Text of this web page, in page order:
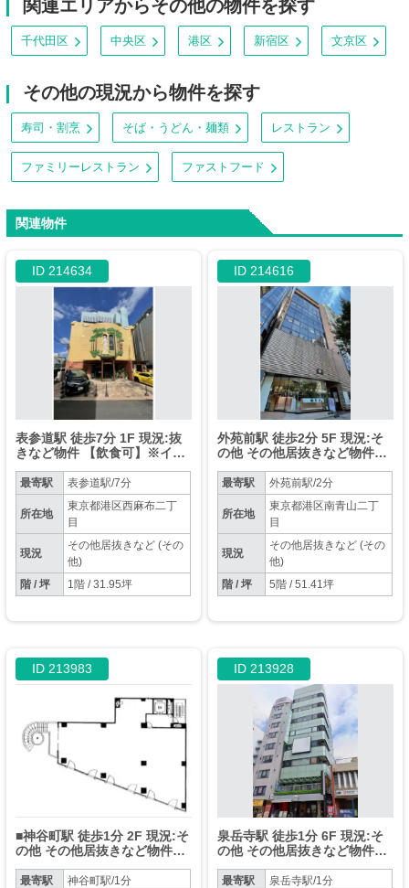
関連エリアからその他の物件を探す
千代田区 中央区 港区 新宿区 文京区
その他の現況から物件を探す
寿司・割烹 そば・うどん・麺類 レストラン
ファミリーレストラン ファストフード
関連物件
ID 214634
表参道駅 徒歩7分 1F 現況:抜
きなど物件 【飲食可】※イン
最寄駅 表参道駅/7分
所在地
東京都港区西麻布二丁
目
現況
その他居抜きなど (その
他)
階 / 坪
1階 / 31.95坪
ID 214616
外苑前駅 徒歩2分 5F 現況:そ
の他 その他居抜きなど物件
種不可】
最寄駅 外苑前駅/2分
所在地
東京都港区南青山二丁
目
現況
その他居抜きなど (その
他)
階 / 坪
5階 / 51.41坪
ID 213983
■神谷町駅 徒歩1分 2F 現況:そ
の他 その他居抜きなど物件
最寄駅 神谷町駅/1分
ID 213928
泉岳寺駅 徒歩1分 6F 現況:そ
の他 その他居抜きなど物件
最寄駅
泉岳寺駅/1分